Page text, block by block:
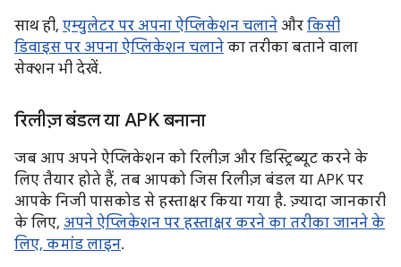
साथ ही, एम्युलेटर पर अपना ऐप्लिकेशन चलाने और किसी
डिवाइस पर अपना ऐप्लिकेशन चलाने का तरीका बताने वाला
सेक्शन भी देखें.
रिलीज़ बंडल या APK बनाना
जब आप अपने ऐप्लिकेशन को रिलीज़ और डिस्ट्रिब्यूट करने के
लिए तैयार होते हैं, तब आपको जिस रिलीज़ बंडल या APK पर
आपके निजी पासकोड से हस्ताक्षर किया गया है. ज़्यादा जानकारी
के लिए, अपने ऐप्लिकेशन पर हस्ताक्षर करने का तरीका जानने के
लिए, कमांड लाइन.